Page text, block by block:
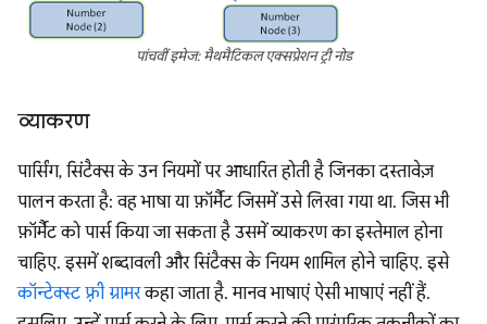
पांचवीं इमेज: मैथमैटिकल एक्सप्रेशन ट्री नोड
व्याकरण
पार्सिंग, सिंटैक्स के उन नियमों पर आधारित होती है जिनका दस्तावेज़
पालन करता है: वह भाषा या फ़ॉर्मैट जिसमें उसे लिखा गया था. जिस भी
फ़ॉर्मैट को पार्स किया जा सकता है उसमें व्याकरण का इस्तेमाल होना
चाहिए. इसमें शब्दावली और सिंटैक्स के नियम शामिल होने चाहिए. इसे
कॉन्टेक्स्ट फ़्री ग्रामरकहा जाता है. मानव भाषाएं ऐसी भाषाएं नहीं हैं.